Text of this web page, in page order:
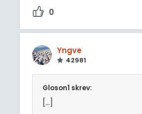
0
Yngve
42981
Gloson1 skrev:
[...]